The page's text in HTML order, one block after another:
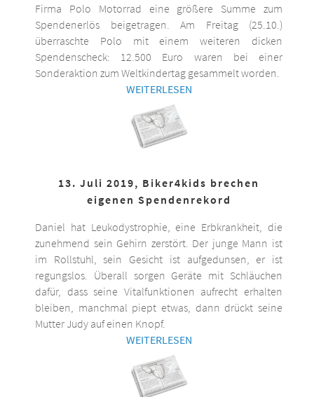
Firma Polo Motorrad eine größere Summe zum
Spendenerlös beigetragen. Am Freitag (25.10.)
überraschte Polo mit einem weiteren dicken
Spendenscheck: 12.500 Euro waren bei einer
Sonderaktion zum Weltkindertag gesammelt worden.
WEITERLESEN
13. Juli 2019, Biker4kids brechen
eigenen Spendenrekord
Daniel hat Leukodystrophie, eine Erbkrankheit, die
zunehmend sein Gehirn zerstört. Der junge Mann ist
im Rollstuhl, sein Gesicht ist aufgedunsen, er ist
regungslos. Überall sorgen Geräte mit Schläuchen
dafür, dass seine Vitalfunktionen aufrecht erhalten
bleiben, manchmal piept etwas, dann drückt seine
Mutter Judy auf einen Knopf.
WEITERLESEN